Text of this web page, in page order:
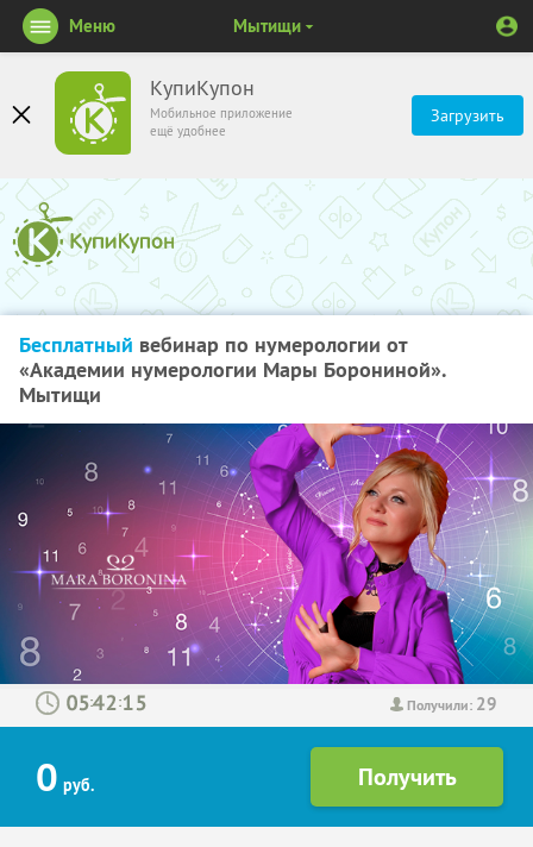
КупиКупон
Мобильное приложение
ещё удобнее
Загрузить
Меню Мытищи
Бесплатный вебинар по нумерологии от
«Академии нумерологии Мары Борониной».
Мытищи
Получили: 29
: :
0 руб.